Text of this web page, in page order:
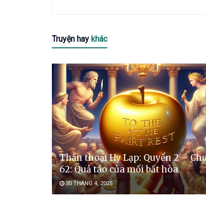
Truyện hay khác
Thần thoại Hy Lạp: Quyển 2 –
62: Quả táo của mối bất hòa
30 THÁNG 4, 2025